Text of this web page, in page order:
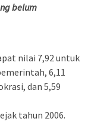
belum
nilai 7,92 untuk
6,11
dan 5,59
tahun 2006.